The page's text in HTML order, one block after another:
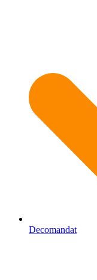
Decomandat